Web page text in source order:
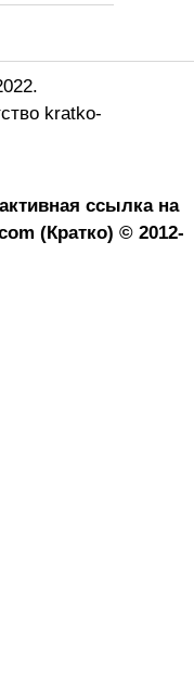
kratko-
ссылка на
(Кратко) © 2012-